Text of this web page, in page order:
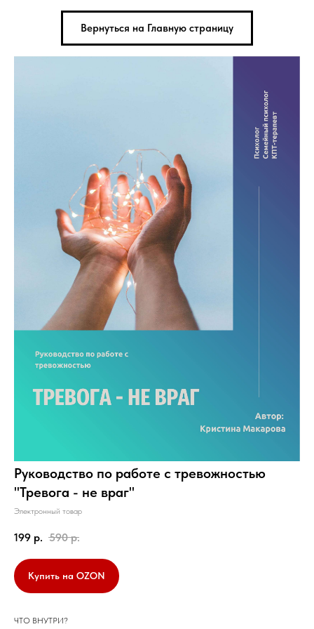
Вернуться на Главную страницу
Руководство по работе с тревожностью
"Тревога - не враг"
Электронный товар
199 р. 590 р.
Купить на OZON
ЧТО ВНУТРИ?